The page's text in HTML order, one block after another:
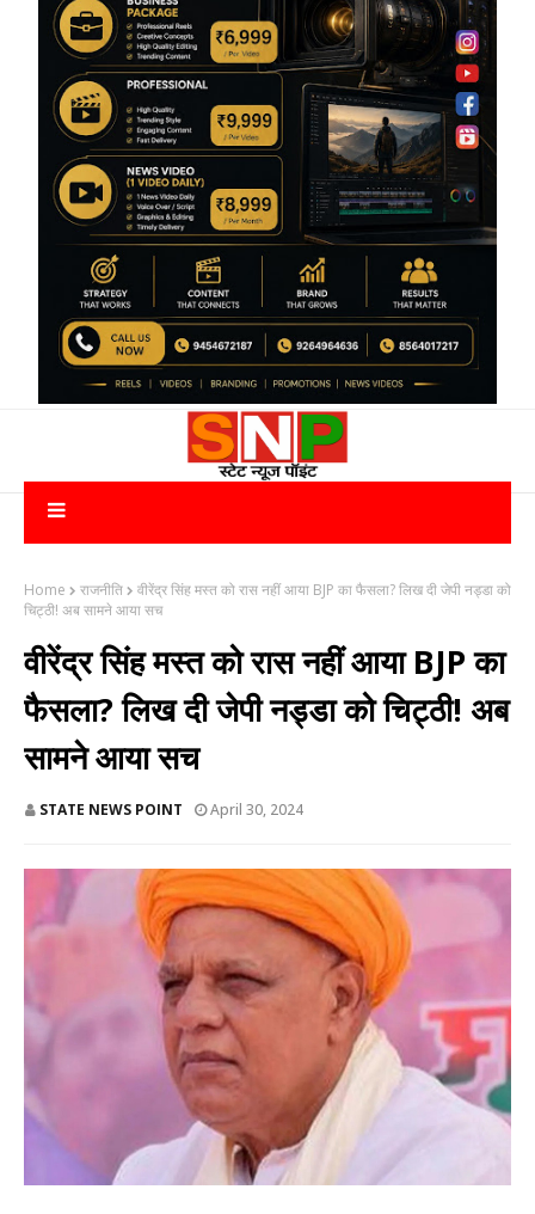
Home राजनीति
वीरेंद्र सिंह मस्त को रास नहीं आया BJP का फैसला? लिख दी जेपी नड्डा को
चिट्ठी! अब सामने आया सच
वीरेंद्र सिंह मस्त को रास नहीं आया BJP का
फैसला? लिख दी जेपी नड्डा को चिट्ठी! अब
सामने आया सच
STATE NEWS POINT April 30, 2024